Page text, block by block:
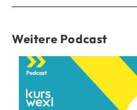
Weitere Podcast